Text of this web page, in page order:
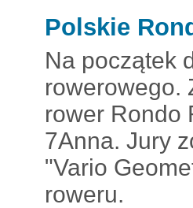
Polskie
Na początek
rowerowego.
rower Rondo
7Anna. Jury
"Vario
roweru.